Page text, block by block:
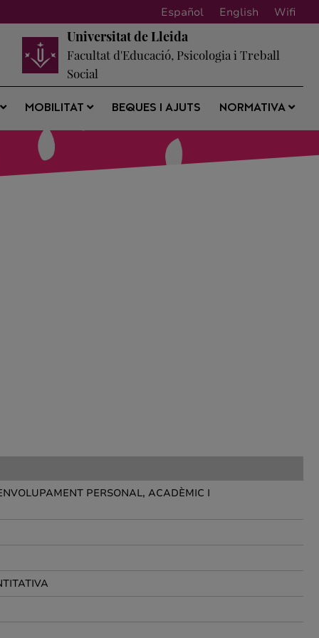
Español English Wifi
Universitat de Lleida
Facultat d'Educació, Psicologia i Treball
Social
MOBILITAT BEQUES I AJUTS NORMATIVA
PERSONAL, ACADÈMIC I